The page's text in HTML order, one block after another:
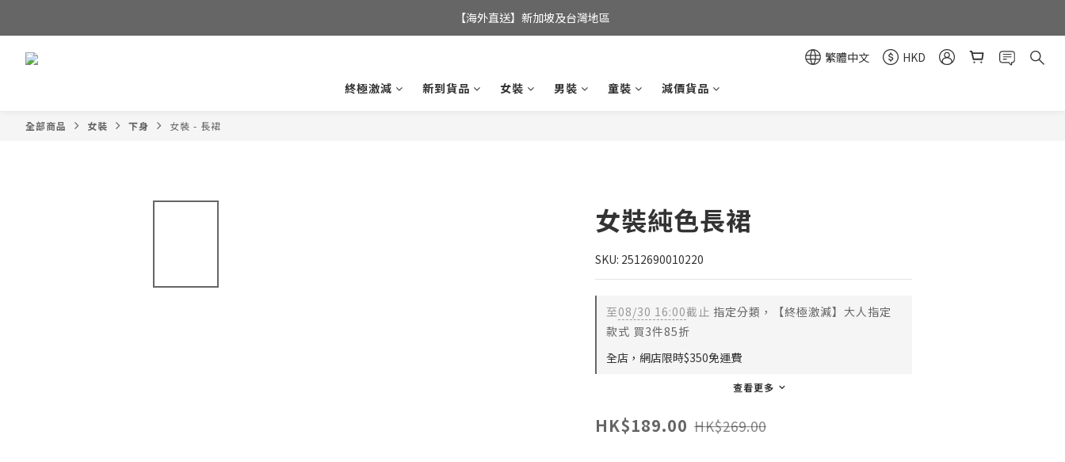
全店滿$350，即可享港澳地區免運費;
【海外直送】新加坡及台灣地區
繁體中文
HKD
終極激減
新到貨品 女裝 男裝 童裝 減價貨品
全部商品 女裝 下身 女裝 - 長裙
女裝純色長裙
SKU: 2512690010220
至08/30 16:00截止 指定分類，【終極激減】大人指定
款式 買3件85折
全店，網店限時$350免運費
查看更多
HK$189.00 HK$269.00